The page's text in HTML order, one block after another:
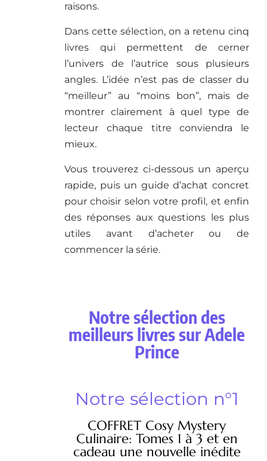
raisons.
Dans cette sélection, on a retenu cinq
livres qui permettent de cerner
l’univers de l’autrice sous plusieurs
angles. L’idée n’est pas de classer du
“meilleur” au “moins bon”, mais de
montrer clairement à quel type de
lecteur chaque titre conviendra le
mieux.
Vous trouverez ci-dessous un aperçu
rapide, puis un guide d’achat concret
pour choisir selon votre profil, et enfin
des réponses aux questions les plus
utiles avant d’acheter ou de
commencer la série.
Notre sélection des
meilleurs livres sur Adele
Prince
Notre sélection n°1
COFFRET Cosy Mystery
Culinaire: Tomes 1 à 3 et en
cadeau une nouvelle inédite